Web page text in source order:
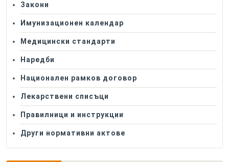
Закони
Имунизационен календар
Медицински стандарти
Наредби
Национален рамков договор
Лекарствени списъци
Правилници и инструкции
Други нормативни актове